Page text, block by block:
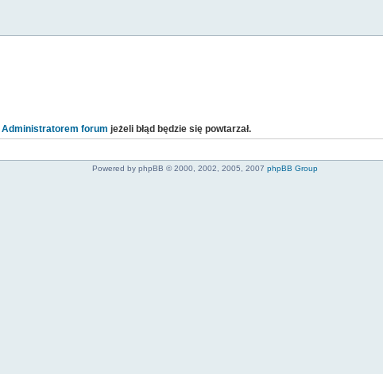
Administratorem forum jeżeli błąd będzie się powtarzał.
Powered by phpBB © 2000, 2002, 2005, 2007 phpBB Group